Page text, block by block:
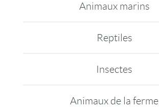
Animaux marins
Reptiles
Insectes
Animaux de la ferme